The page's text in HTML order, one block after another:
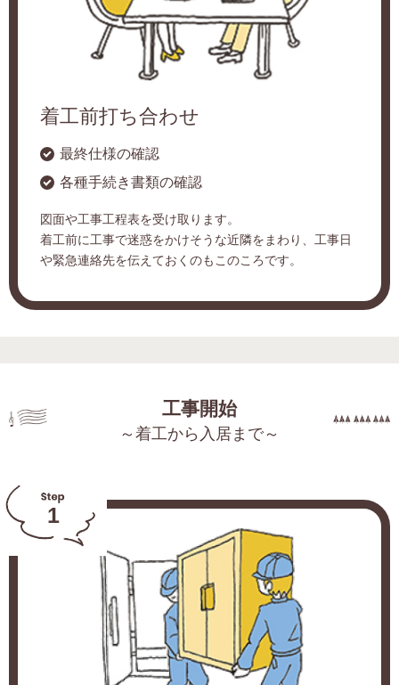
着工前打ち合わせ
最終仕様の確認
各種手続き書類の確認
図面や工事工程表を受け取ります。
着工前に工事で迷惑をかけそうな近隣をまわり、工事日
や緊急連絡先を伝えておくのもこのころです。
工事開始
～着工から入居まで～
1